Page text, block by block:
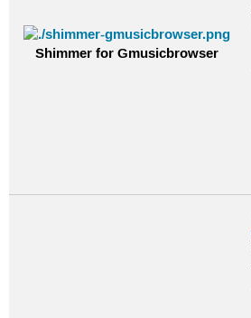
Shimmer for Gmusicbrowser